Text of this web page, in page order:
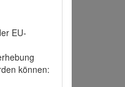
EU-
können: